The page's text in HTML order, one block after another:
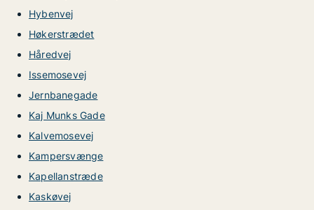
Hybenvej
Høkerstrædet
Håredvej
Issemosevej
Jernbanegade
Kaj Munks Gade
Kalvemosevej
Kampersvænge
Kapellanstræde
Kaskøvej